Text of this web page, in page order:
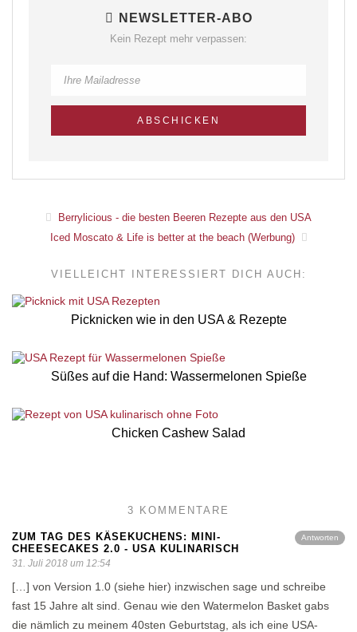
NEWSLETTER-ABO
Kein Rezept mehr verpassen:
Berrylicious - die besten Beeren Rezepte aus den USA
Iced Moscato & Life is better at the beach (Werbung)
VIELLEICHT INTERESSIERT DICH AUCH:
Picknicken wie in den USA & Rezepte
Süßes auf die Hand: Wassermelonen Spieße
Chicken Cashew Salad
3 KOMMENTARE
Antworten
ZUM TAG DES KÄSEKUCHENS: MINI-
CHEESECAKES 2.0 - USA KULINARISCH
31. Juli 2018 um 12:54
[…] von Version 1.0 (siehe hier) inzwischen sage und schreibe
fast 15 Jahre alt sind. Genau wie den Watermelon Basket gabs
die nämlich zu meinem 40sten Geburtstag, als ich eine USA-